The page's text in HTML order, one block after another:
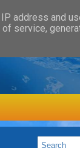
address and
service,